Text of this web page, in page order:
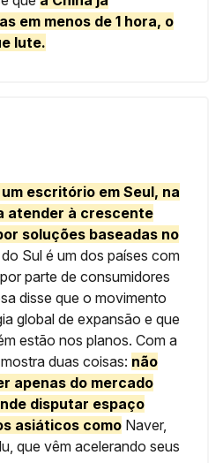
em menos de 1 hora, o
lute.
escritório em Seul, na
atender à crescente
soluções baseadas no
Sul é um dos países com
parte de consumidores
disse que o movimento
global de expansão e que
estão nos planos. Com a
duas coisas: não
apenas do mercado
disputar espaço
asiáticos como Naver,
que vêm acelerando seus